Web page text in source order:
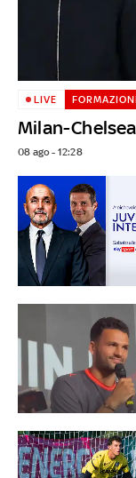
Milan-
LIVE
08 ago - 12:28